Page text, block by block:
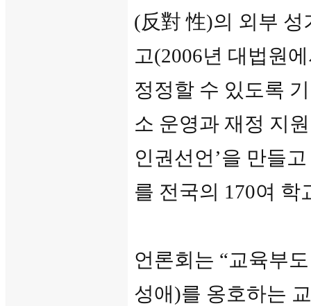
(反對 性)의 외부
고(2006년 대법원
정정할 수 있도록
소 운영과 재정 지
인권선언’을 만들
를 전국의 170여 학
언론회는 “교육부
성애)를 옹호하는